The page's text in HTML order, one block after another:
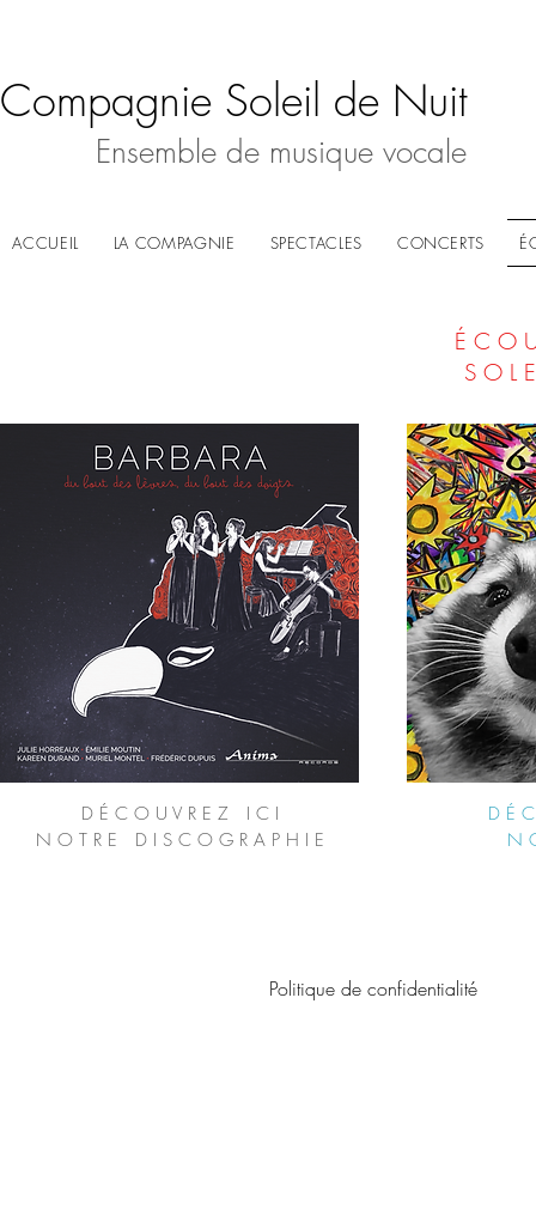
Compagnie Soleil de Nuit
Ensemble de musique vocale
ACCUEIL LA COMPAGNIE SPECTACLES CONCERTS
É C O
S O L
D É C O U V R E Z I C I
N O T R E D I S C O G R A P H I E
D É
N
Politique de confidentialité